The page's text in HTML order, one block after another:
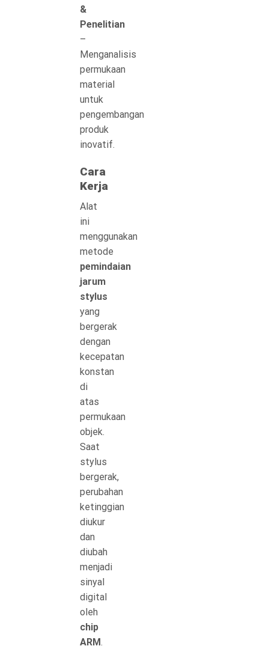
&
Penelitian
–
Menganalisis
permukaan
material
untuk
pengembangan
produk
inovatif.
Cara
Kerja
Alat
ini
menggunakan
metode
pemindaian
jarum
stylus
yang
bergerak
dengan
kecepatan
konstan
di
atas
permukaan
objek.
Saat
stylus
bergerak,
perubahan
ketinggian
diukur
dan
diubah
menjadi
sinyal
digital
oleh
chip
ARM.